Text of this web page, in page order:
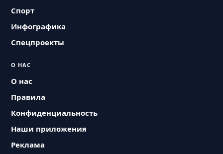
Спорт
Инфографика
Спецпроекты
О НАС
О нас
Правила
Конфиденциальность
Наши приложения
Реклама